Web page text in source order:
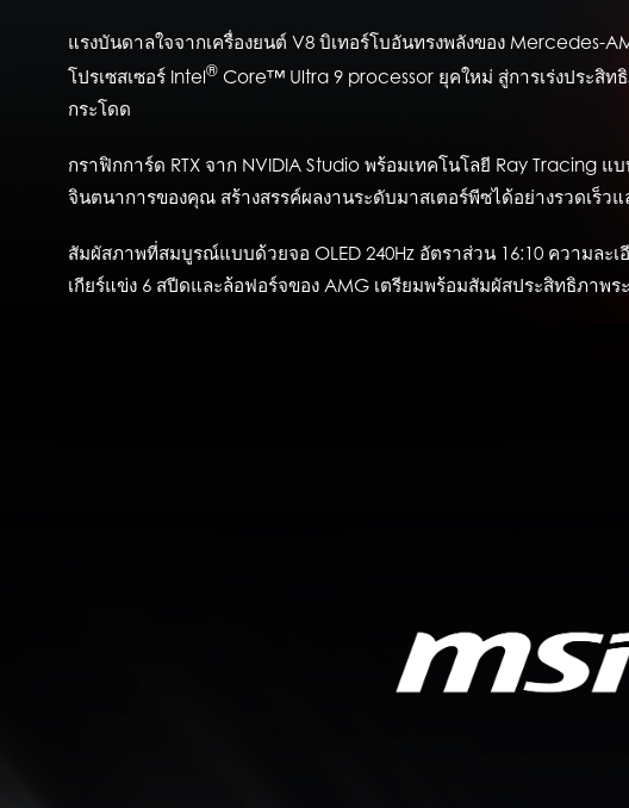
แรงบันดาลใจจากเครื่องยนต์ V8 บิเทอร์โบอันทรงพลังของ Mercedes-
โปรเซสเซอร์ Intel® Core™ Ultra 9 processor ยุคใหม่ สู่การเร่งประสิท
กระโดด
กราฟิกการ์ด RTX จาก NVIDIA Studio พร้อมเทคโนโลยี Ray Tracing แ
จินตนาการของคุณ สร้างสรรค์ผลงานระดับมาสเตอร์พีซได้อย่างรวดเร็วแ
สัมผัสภาพที่สมบูรณ์แบบด้วยจอ OLED 240Hz อัตราส่วน 16:10 ความละเ
เกียร์แข่ง 6 สปีดและล้อฟอร์จของ AMG เตรียมพร้อมสัมผัสประสิทธิภาพร